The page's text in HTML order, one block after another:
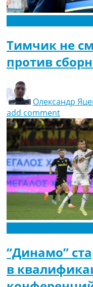
Тимчик не
против
Олександр
add comment
“Динамо”
в